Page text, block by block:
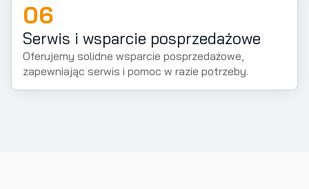
06
Serwis i wsparcie posprzedażowe
Oferujemy solidne wsparcie posprzedażowe,
zapewniając serwis i pomoc w razie potrzeby.